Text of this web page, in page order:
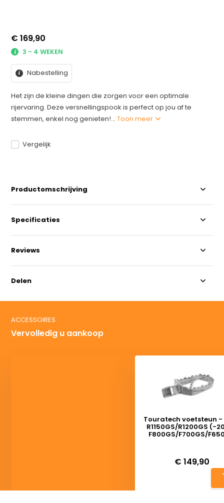
€ 169,90
3 - 4 WEKEN
Nabestelling
Het zijn de kleine dingen die zorgen voor een optimale
rijervaring. Deze versnellingspook is perfect op jou af te
stemmen, enkel nog genieten!...Toon meer
Vergelijk
Productomschrijving
Specificaties
Reviews
Delen
ACCESSOIRES
Vervolledig u aankoop
Touratech voetsteun -
R1150GS/R1200GS (-
F800GS/F700GS/
€ 149,90